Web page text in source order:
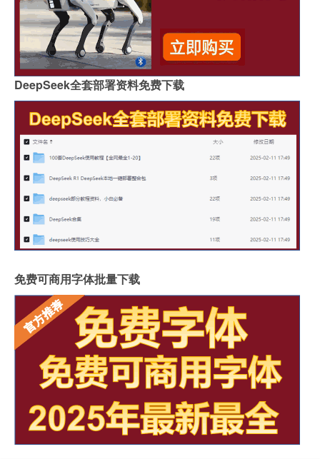
DeepSeek全套部署资料免费下载
免费可商用字体批量下载